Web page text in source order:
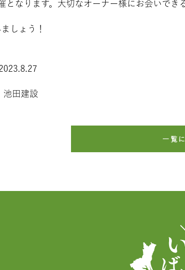
となります。大切なオーナー様にお会いでき
しょう！
池田建設
一覧